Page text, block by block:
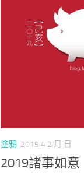
塗鴉 2019 4 2 月 日
2019諸事如意